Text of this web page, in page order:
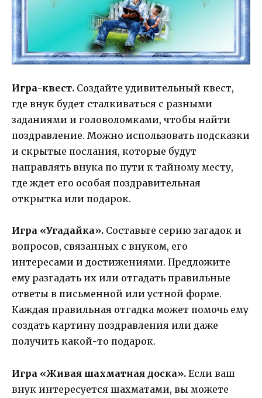
Игра-квест. Создайте удивительный квест,
где внук будет сталкиваться с разными
заданиями и головоломками, чтобы найти
поздравление. Можно использовать подсказки
и скрытые послания, которые будут
направлять внука по пути к тайному месту,
где ждет его особая поздравительная
открытка или подарок.
Игра «Угадайка». Составьте серию загадок и
вопросов, связанных с внуком, его
интересами и достижениями. Предложите
ему разгадать их или отгадать правильные
ответы в письменной или устной форме.
Каждая правильная отгадка может помочь ему
создать картину поздравления или даже
получить какой-то подарок.
Игра «Живая шахматная доска». Если ваш
внук интересуется шахматами, вы можете